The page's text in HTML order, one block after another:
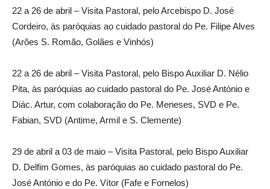
22 a 26 de abril – Visita Pastoral, pelo Arcebispo D. José
Cordeiro, às paróquias ao cuidado pastoral do Pe. Filipe Alves
(Arões S. Romão, Golães e Vinhós)
22 a 26 de abril – Visita Pastoral, pelo Bispo Auxiliar D. Nélio
Pita, às paróquias ao cuidado pastoral do Pe. José António e
Diác. Artur, com colaboração do Pe. Meneses, SVD e Pe.
Fabian, SVD (Antime, Armil e S. Clemente)
29 de abril a 03 de maio – Visita Pastoral, pelo Bispo Auxiliar
D. Delfim Gomes, às paróquias ao cuidado pastoral do Pe.
José António e do Pe. Vítor (Fafe e Fornelos)